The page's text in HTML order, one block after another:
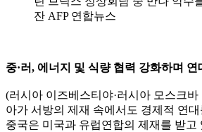
잔 AFP 연합뉴스
중·러, 에너지 및 식량 협력 강화하며 연
(러시아 이즈베스티야·러시아 모스크바
아가 서방의 제재 속에서도 경제적 연
중국은 미국과 유럽연합의 제재를 받고